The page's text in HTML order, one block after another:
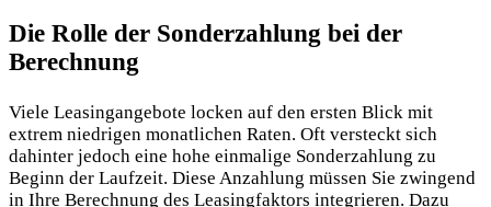
Die Rolle der Sonderzahlung bei der
Berechnung
Viele Leasingangebote locken auf den ersten Blick mit
extrem niedrigen monatlichen Raten. Oft versteckt sich
dahinter jedoch eine hohe einmalige Sonderzahlung zu
Beginn der Laufzeit. Diese Anzahlung müssen Sie zwingend
in Ihre Berechnung des Leasingfaktors integrieren. Dazu